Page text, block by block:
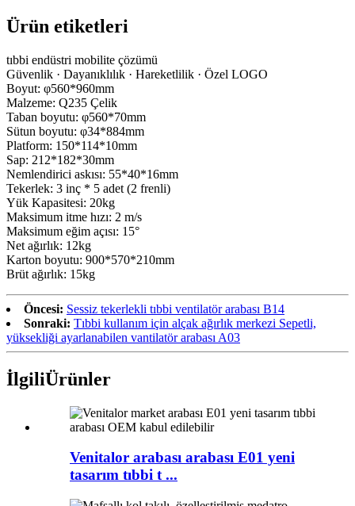
Ürün etiketleri
tıbbi endüstri mobilite çözümü
Güvenlik · Dayanıklılık · Hareketlilik · Özel LOGO
Boyut: φ560*960mm
Malzeme: Q235 Çelik
Taban boyutu: φ560*70mm
Sütun boyutu: φ34*884mm
Platform: 150*114*10mm
Sap: 212*182*30mm
Nemlendirici askısı: 55*40*16mm
Tekerlek: 3 inç * 5 adet (2 frenli)
Yük Kapasitesi: 20kg
Maksimum itme hızı: 2 m/s
Maksimum eğim açısı: 15°
Net ağırlık: 12kg
Karton boyutu: 900*570*210mm
Brüt ağırlık: 15kg
Öncesi: Sessiz tekerlekli tıbbi ventilatör arabası B14
Sonraki: Tıbbi kullanım için alçak ağırlık merkezi Sepetli,
yüksekliği ayarlanabilen vantilatör arabası A03
İlgiliÜrünler
Venitalor arabası arabası E01 yeni
tasarım tıbbi t ...